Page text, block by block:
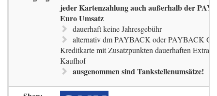
jeder Kartenzahlung auch außerhalb der
Euro Umsatz
dauerhaft keine Jahresgebühr
alternativ dm PAYBACK oder PAYBACK
Kreditkarte mit Zusatzpunkten dauerhaften Extra-
Kaufhof
ausgenommen sind Tankstellenumsätze!